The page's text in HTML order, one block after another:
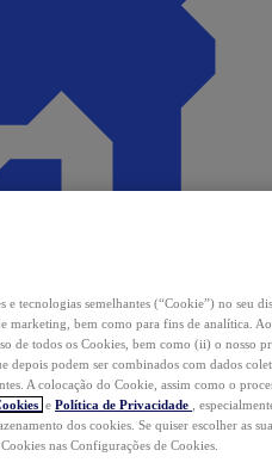
tecnologias semelhantes (“Cookie”) no seu
marketing, bem como para fins de analítica.
de todos os Cookies, bem como (ii) o nosso
depois podem ser combinados com dados
A colocação do Cookie, assim como o
e Política de Privacidade
,
dos cookies. Se quiser escolher as
nas Configurações de Cookies.